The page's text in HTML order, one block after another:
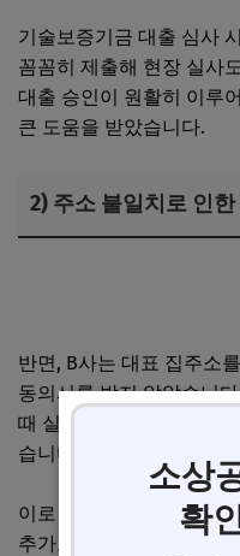
기술보증기금 대출 심사
꼼꼼히 제출해 현장 실사
대출 승인이 원활히 이루
큰 도움을 받았습니다.
2) 주소 불일치로 인
반면, B사는 대표 집주소
동의서를 받지 않았습니
때 실제 사업장이 운영되
습니다.
이로 인해 기술보증기금
추가로 사업장 주소지를
소상
확